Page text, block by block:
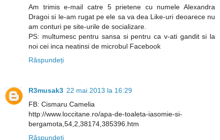
Am trimis e-mail catre 5 prietene cu numele Alexandra
Dragoi si le-am rugat pe ele sa va dea Like-uri deoarece nu
am conturi pe site-urile de socializare.
PS: multumesc pentru sansa si pentru ca v-ati gandit si la
noi cei inca neatinsi de microbul Facebook
Răspundeți
R3musak3 22 mai 2013 la 16:29
FB: Cismaru Camelia
http://www.loccitane.ro/apa-de-toaleta-iasomie-si-
bergamota,54,2,38174,385396.htm
Răspundeți